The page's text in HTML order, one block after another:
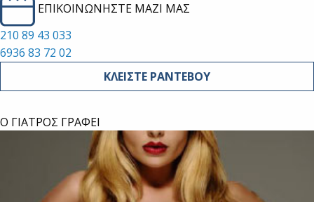
ΕΠΙΚΟΙΝΩΝΗΣΤΕ ΜΑΖΙ ΜΑΣ
210 89 43 033
6936 83 72 02
ΚΛΕΙΣΤΕ ΡΑΝΤΕΒΟΥ
Ο ΓΙΑΤΡΟΣ ΓΡΑΦΕΙ